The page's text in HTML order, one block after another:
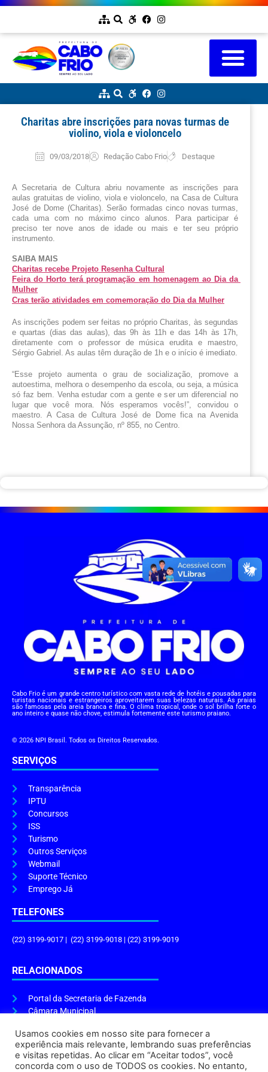
Charitas abre inscrições para novas turmas de
violino, viola e violoncelo
09/03/2018 Redação Cabo Frio Destaque
A Secretaria de Cultura abriu novamente as inscrições para
aulas gratuitas de violino, viola e violoncelo, na Casa de Cultura
José de Dome (Charitas). Serão formadas cinco novas turmas,
cada uma com no máximo cinco alunos. Para participar é
preciso ter nove anos de idade ou mais e ter seu próprio
instrumento.
SAIBA MAIS
Charitas recebe Projeto Resenha Cultural
Feira do Horto terá programação em homenagem ao Dia da
Mulher
Cras terão atividades em comemoração do Dia da Mulher
As inscrições podem ser feitas no próprio Charitas, às segundas
e quartas (dias das aulas), das 9h às 11h e das 14h às 17h,
diretamente com o professor de música erudita e maestro,
Sérgio Gabriel. As aulas têm duração de 1h e o início é imediato.
“Esse projeto aumenta o grau de socialização, promove a
autoestima, melhora o desempenho da escola, ou seja, a música
só faz bem. Venha estudar com a gente e ser um diferencial no
lugar que você mora. Nós esperamos vocês!”, convidou o
maestro. A Casa de Cultura José de Dome fica na Avenida
Nossa Senhora da Assunção, nº 855, no Centro.
Cabo Frio é um grande centro turístico com vasta rede de hotéis e pousadas para
turistas nacionais e estrangeiros aproveitarem suas belezas naturais. As praias
são famosas pela areia branca e fina. O clima tropical, onde o sol brilha forte o
ano inteiro e quase não chove, estimula fortemente este turismo praiano.
© 2026 NPI Brasil. Todos os Direitos Reservados.
SERVIÇOS
Transparência
IPTU
Concursos
ISS
Turismo
Outros Serviços
Webmail
Suporte Técnico
Emprego Já
TELEFONES
(22) 3199-9017 | (22) 3199-9018 | (22) 3199-9019
RELACIONADOS
Portal da Secretaria de Fazenda
Câmara Municipal
ENDEREÇO E HORÁRIO
Usamos cookies em nosso site para fornecer a
experiência mais relevante, lembrando suas preferências
e visitas repetidas. Ao clicar em “Aceitar todos”, você
concorda com o uso de TODOS os cookies. No entanto,